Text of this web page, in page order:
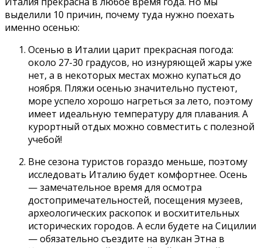
выделили 10 причин, почему туда нужно поехать
именно осенью:
Осенью в Италии царит прекрасная погода:
около 27-30 градусов, но изнуряющей жары уже
нет, а в некоторых местах можно купаться до
ноября. Пляжи осенью значительно пустеют,
море успело хорошо нагреться за лето, поэтому
имеет идеальную температуру для плавания. А
курортный отдых можно совместить с полезной
учебой!
Вне сезона туристов гораздо меньше, поэтому
исследовать Италию будет комфортнее. Осень
— замечательное время для осмотра
достопримечательностей, посещения музеев,
археологических раскопок и восхитительных
исторических городов. А если будете на Сицилии
— обязательно съездите на вулкан Этна в